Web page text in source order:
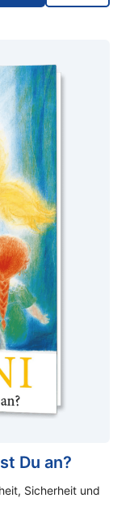
Du an?
Sicherheit und